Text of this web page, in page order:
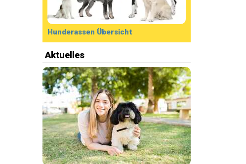
Hunderassen Übersicht
Aktuelles